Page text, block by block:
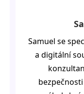
Samuel se
a digitální